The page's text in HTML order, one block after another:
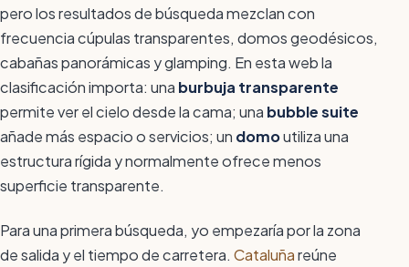
pero los resultados de búsqueda mezclan con
frecuencia cúpulas transparentes, domos geodésicos,
cabañas panorámicas y glamping. En esta web la
clasificación importa: una burbuja transparente
permite ver el cielo desde la cama; una bubble suite
añade más espacio o servicios; un domoutiliza una
estructura rígida y normalmente ofrece menos
superficie transparente.
Para una primera búsqueda, yo empezaría por la zona
de salida y el tiempo de carretera. Cataluñareúne